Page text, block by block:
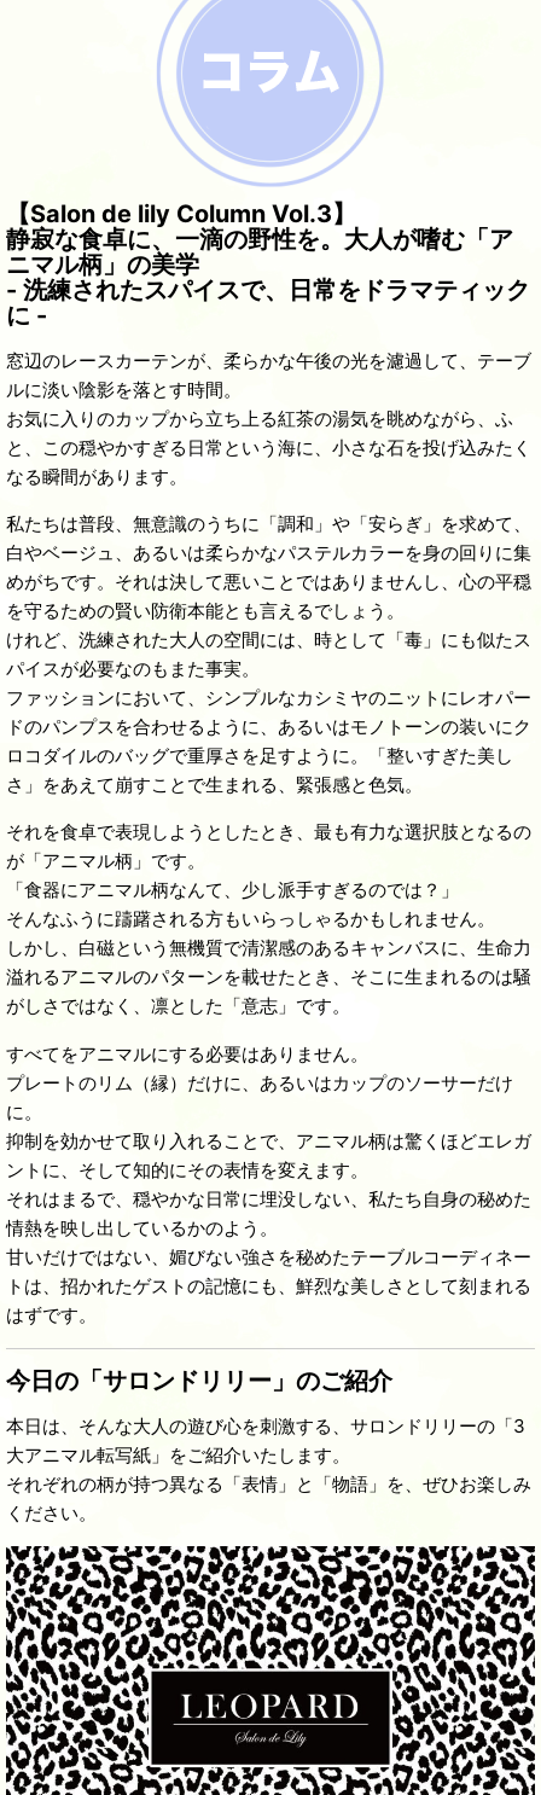
【Salon de lily Column Vol.3】
静寂な食卓に、一滴の野性を。大人が嗜む「ア
ニマル柄」の美学
- 洗練されたスパイスで、日常をドラマティック
に -
窓辺のレースカーテンが、柔らかな午後の光を濾過して、テーブ
ルに淡い陰影を落とす時間。
お気に入りのカップから立ち上る紅茶の湯気を眺めながら、ふ
と、この穏やかすぎる日常という海に、小さな石を投げ込みたく
なる瞬間があります。
私たちは普段、無意識のうちに「調和」や「安らぎ」を求めて、
白やベージュ、あるいは柔らかなパステルカラーを身の回りに集
めがちです。それは決して悪いことではありませんし、心の平穏
を守るための賢い防衛本能とも言えるでしょう。
けれど、洗練された大人の空間には、時として「毒」にも似たス
パイスが必要なのもまた事実。
ファッションにおいて、シンプルなカシミヤのニットにレオパー
ドのパンプスを合わせるように、あるいはモノトーンの装いにク
ロコダイルのバッグで重厚さを足すように。「整いすぎた美し
さ」をあえて崩すことで生まれる、緊張感と色気。
それを食卓で表現しようとしたとき、最も有力な選択肢となるの
が「アニマル柄」です。
「食器にアニマル柄なんて、少し派手すぎるのでは？」
そんなふうに躊躇される方もいらっしゃるかもしれません。
しかし、白磁という無機質で清潔感のあるキャンバスに、生命力
溢れるアニマルのパターンを載せたとき、そこに生まれるのは騒
がしさではなく、凛とした「意志」です。
すべてをアニマルにする必要はありません。
プレートのリム（縁）だけに、あるいはカップのソーサーだけ
に。
抑制を効かせて取り入れることで、アニマル柄は驚くほどエレガ
ントに、そして知的にその表情を変えます。
それはまるで、穏やかな日常に埋没しない、私たち自身の秘めた
情熱を映し出しているかのよう。
甘いだけではない、媚びない強さを秘めたテーブルコーディネー
トは、招かれたゲストの記憶にも、鮮烈な美しさとして刻まれる
はずです。
今日の「サロンドリリー」のご紹介
本日は、そんな大人の遊び心を刺激する、サロンドリリーの「3
大アニマル転写紙」をご紹介いたします。
それぞれの柄が持つ異なる「表情」と「物語」を、ぜひお楽しみ
ください。